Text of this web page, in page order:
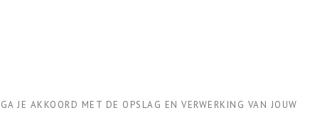
JE AKKOORD MET DE OPSLAG EN VERWERKING VAN JOUW